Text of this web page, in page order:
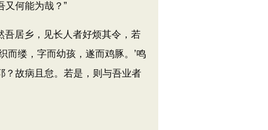
又何能为哉？”
居乡，见长人者好烦其令，若
而缕，字而幼孩，遂而鸡豚。’鸣
？故病且怠。若是，则与吾业者